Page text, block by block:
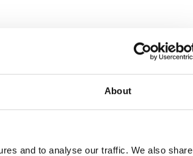
About
and to analyse our traffic. We also share